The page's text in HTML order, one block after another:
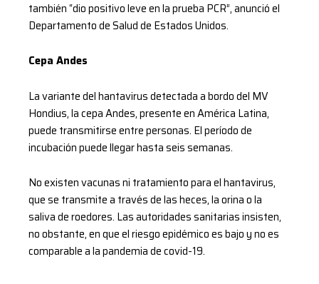
también “dio positivo leve en la prueba PCR”, anunció el
Departamento de Salud de Estados Unidos.
Cepa Andes
La variante del hantavirus detectada a bordo del MV
Hondius, la cepa Andes, presente en América Latina,
puede transmitirse entre personas. El período de
incubación puede llegar hasta seis semanas.
No existen vacunas ni tratamiento para el hantavirus,
que se transmite a través de las heces, la orina o la
saliva de roedores. Las autoridades sanitarias insisten,
no obstante, en que el riesgo epidémico es bajo y no es
comparable a la pandemia de covid-19.